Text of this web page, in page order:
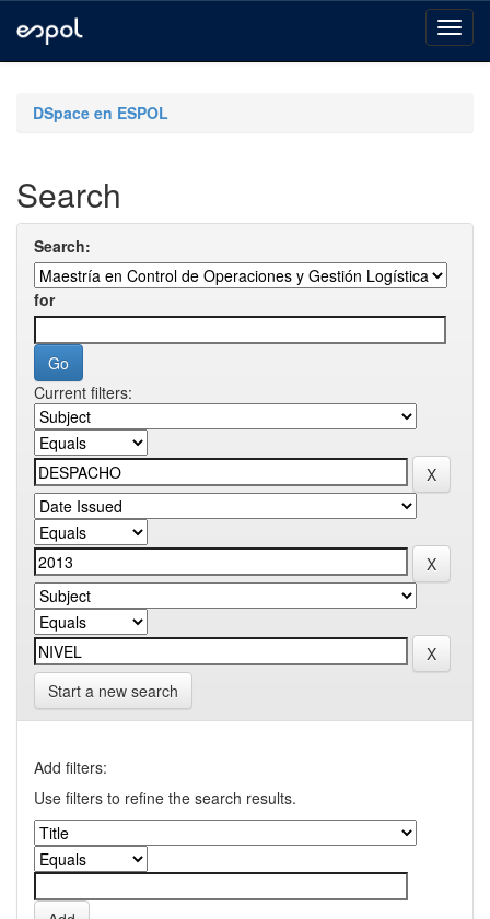
navigationDSpace en ESPOL
Search
Search:
for
Current filters:
Start a new search
Add filters:
Use filters to refine the search results.